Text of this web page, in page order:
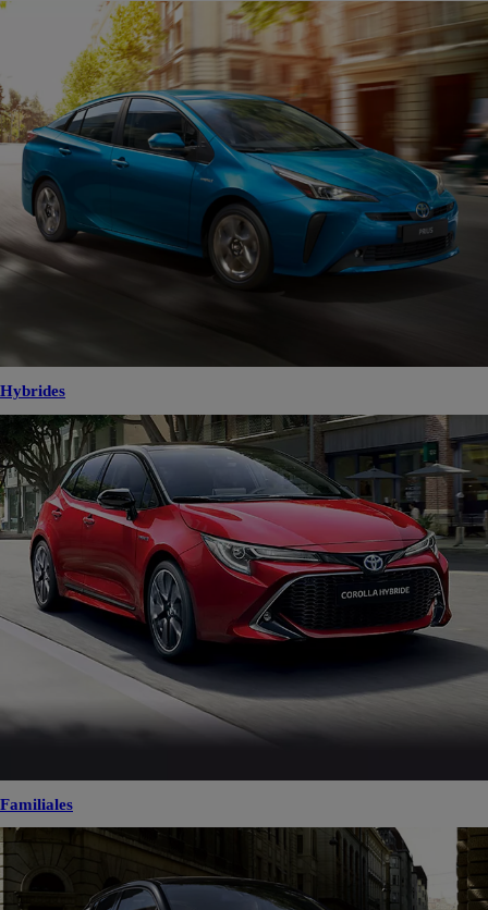
Hybrides
Familiales